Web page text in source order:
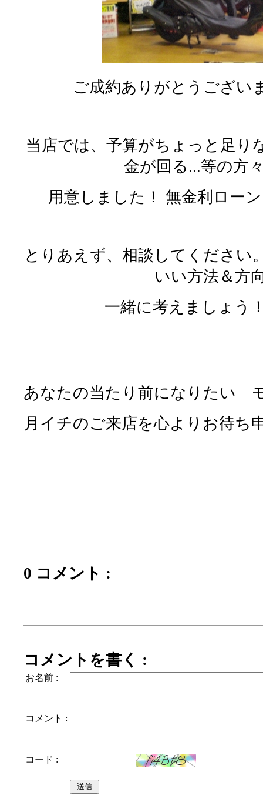
ご成約ありがとうござ
当店では、予算がちょっと足り
金が回る...等の方
用意しました！ 無金利ロー
とりあえず、相談してください
いい方法＆方
一緒に考えましょ
あなたの当たり前になりたい
月イチのご来店を心よりお待ち
0 コメント :
コメントを書く :
お名前 :
コメント :
コード :